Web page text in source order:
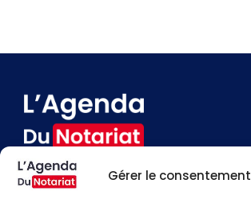
Gérer le consentement